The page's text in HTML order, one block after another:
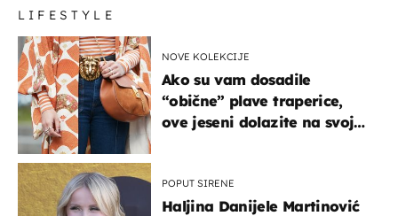
LIFESTYLE
NOVE KOLEKCIJE
Ako su vam dosadile
“obične” plave traperice,
ove jeseni dolazite na svoje
POPUT SIRENE
Haljina Danijele Martinović